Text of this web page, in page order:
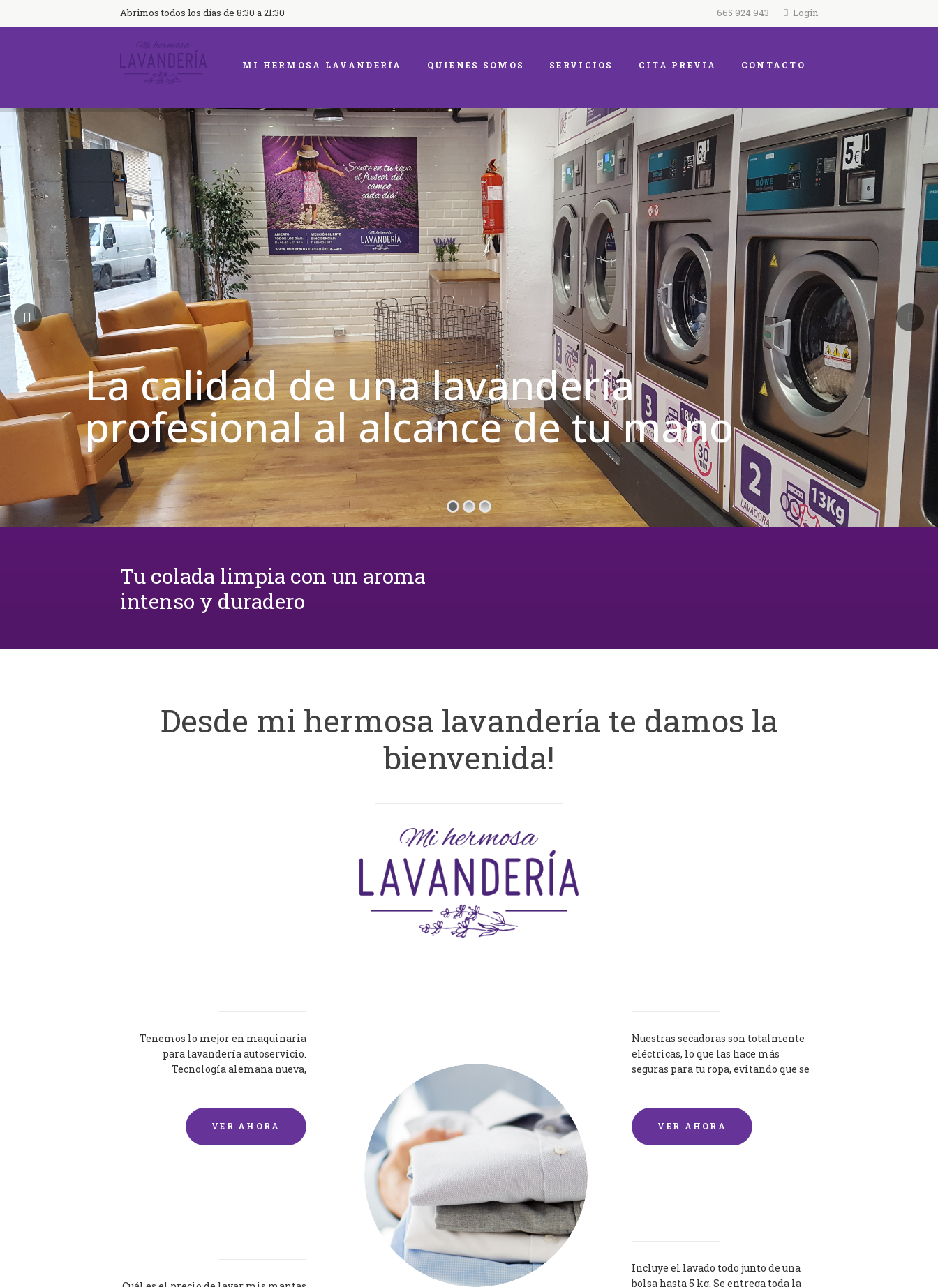
Abrimos todos los días de 8:30 a 21:30 665 924 943 Login
MI HERMOSA LAVANDERÍA QUIENES SOMOS SERVICIOS CITA PREVIA CONTACTO
La calidad de una lavandería
profesional al alcance de tu mano
Tu colada limpia con un aroma
intenso y duradero
Desde mi hermosa lavandería te damos la
bienvenida!
Tenemos lo mejor en maquinaria
para lavandería autoservicio.
Tecnología alemana nueva,
VER AHORA
Nuestras secadoras son totalmente
eléctricas, lo que las hace más
seguras para tu ropa, evitando que se
VER AHORA
Incluye el lavado todo junto de una
bolsa hasta 5 kg. Se entrega toda la